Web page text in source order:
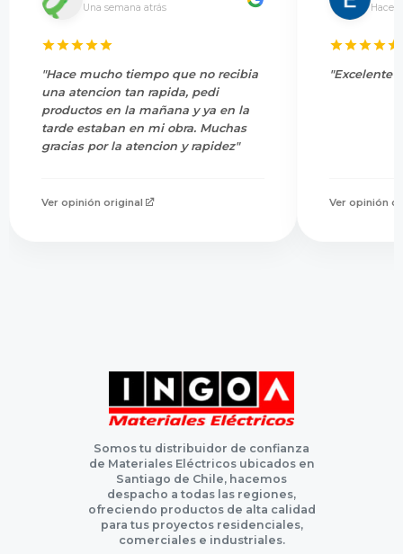
Una semana atrás
"Hace mucho tiempo que no recibia
una atencion tan rapida, pedi
productos en la mañana y ya en la
tarde estaban en mi obra. Muchas
gracias por la atencion y rapidez"
Ver opinión original
Hace
"Excelente
Ver opinión
Somos tu distribuidor de confianza
de Materiales Eléctricos ubicados en
Santiago de Chile, hacemos
despacho a todas las regiones,
ofreciendo productos de alta calidad
para tus proyectos residenciales,
comerciales e industriales.